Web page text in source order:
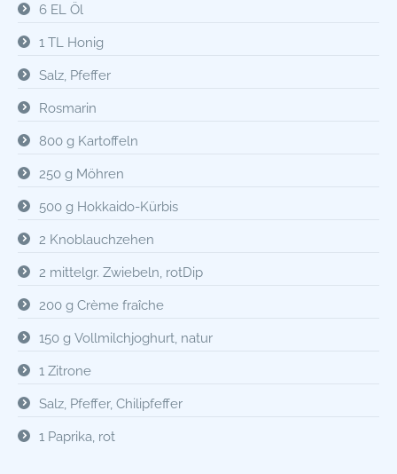
6 EL Öl
1 TL Honig
Salz, Pfeffer
Rosmarin
800 g Kartoffeln
250 g Möhren
500 g Hokkaido-Kürbis
2 Knoblauchzehen
2 mittelgr. Zwiebeln, rotDip
200 g Crème fraîche
150 g Vollmilchjoghurt, natur
1 Zitrone
Salz, Pfeffer, Chilipfeffer
1 Paprika, rot